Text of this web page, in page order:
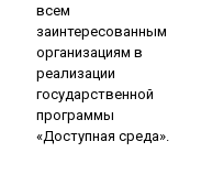
всем
заинтересованным
организациям в
реализации
государственной
программы
«Доступная среда».